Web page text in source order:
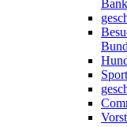
Bank